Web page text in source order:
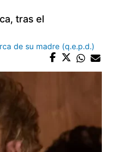
tras el
de su madre (q.e.p.d.)